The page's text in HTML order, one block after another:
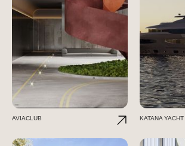
AVIACLUB KATANA YACHT